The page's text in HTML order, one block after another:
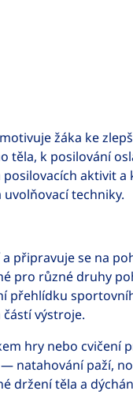
žáka ke
těla, k posilování
aktivit
uvolňovací techniky.
připravuje se na
pro různé druhy
přehlídku
výstroje.
hry nebo cvičení
natahování paží,
držení těla a